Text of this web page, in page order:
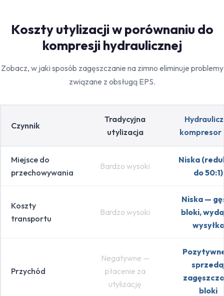
Koszty utylizacji w porównaniu do
kompresji hydraulicznej
Zobacz, w jaki sposób zagęszczanie na zimno eliminuje problemy
związane z obsługą EPS.
Czynnik
Tradycyjna
utylizacja
kompresor
Miejsce do
przechowywania
Bardzo wysoki
Niska
do 50:1)
Koszty
transportu
Bardzo wysoki
Niska —
bloki,
wysyłka
Przychód
Negatywne —
płacenie za
utylizację
bloki